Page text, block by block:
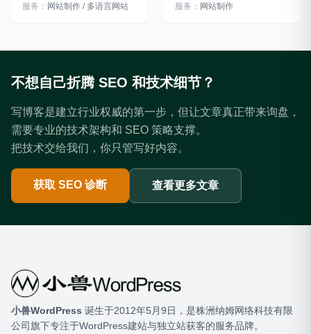
服务： 网站制作 / 多语言网站
服务： 网站制作
不想自己折腾 SEO 和技术细节？
写博客是建立行业权威的第一步，但让文章真正带来询盘，
需要专业的技术架构和 SEO 策略支撑。
把技术交给我们，你只管写好内容。
获取 SEO 诊断 查看更多文章
小兽WordPress ​ 诞生于2012年5月9日，是株洲纳姆网络科技有限
公司旗下专注于WordPress建站与独立站获客的服务品牌。